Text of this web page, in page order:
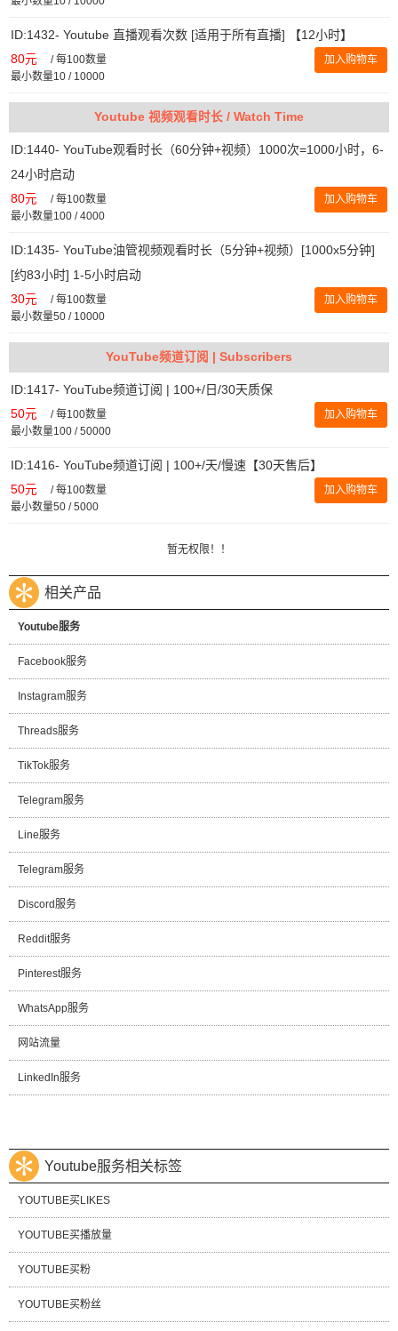
ID:1432- Youtube 直播观看次数 [适用于所有直播] 【12小时】
80元 /每100数量
最小数量10 / 10000
加入购物车
Youtube 视频观看时长 / Watch Time
ID:1440- YouTube观看时长（60分钟+视频）1000次=1000小时，6-
24小时启动
80元 /每100数量
最小数量100 / 4000
加入购物车
ID:1435- YouTube油管视频观看时长（5分钟+视频）[1000x5分钟]
[约83小时] 1-5小时启动
30元 /每100数量
最小数量50 / 10000
加入购物车
YouTube频道订阅 | Subscribers
ID:1417- YouTube频道订阅 | 100+/日/30天质保
50元 /每100数量
最小数量100 / 50000
加入购物车
ID:1416- YouTube频道订阅 | 100+/天/慢速【30天售后】
50元 /每100数量
最小数量50 / 5000
加入购物车
暂无权限！！
相关产品
Youtube服务
Facebook服务
Instagram服务
Threads服务
TikTok服务
Telegram服务
Line服务
Telegram服务
Discord服务
Reddit服务
Pinterest服务
WhatsApp服务
网站流量
LinkedIn服务
Youtube服务相关标签
YOUTUBE买LIKES
YOUTUBE买播放量
YOUTUBE买粉
YOUTUBE买粉丝